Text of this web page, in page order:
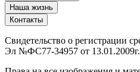
Наша жизнь
Контакты
Свидетельство о регистрации
Эл №ФС77-34957 от 13.01.2009г.